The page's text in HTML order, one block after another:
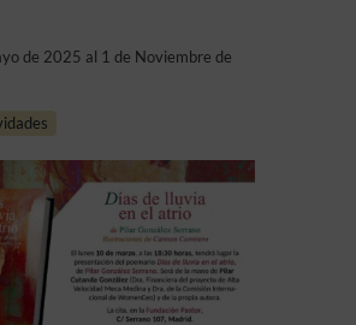
de 2025 al 1 de Noviembre de